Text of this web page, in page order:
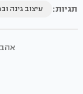
תגיות: עיצוב גינה